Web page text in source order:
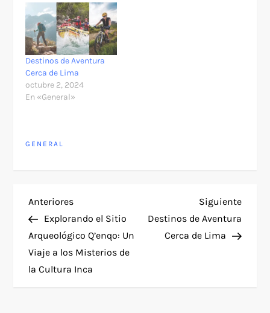
Destinos de Aventura
Cerca de Lima
octubre 2, 2024
En «General»
GENERAL
N
a
v
Entrada
anterior
Anteriores
Explorando el Sitio
Arqueológico Q’enqo: Un
Viaje a los Misterios de
la Cultura Inca
Siguiente
Destinos de Aventura
Cerca de Lima